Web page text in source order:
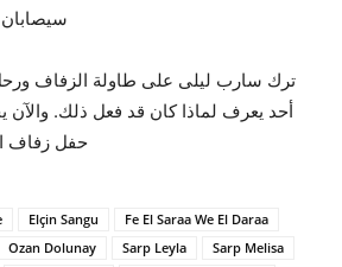
سيصابان
ترك سارب ليلى على طاولة الزفاف
أحد يعرف لماذا كان قد فعل ذلك.
حفل زفاف
Elçin Sangu
Fe El Saraa We El Daraa
Ozan Dolunay Sarp Leyla
Sarp Melisa